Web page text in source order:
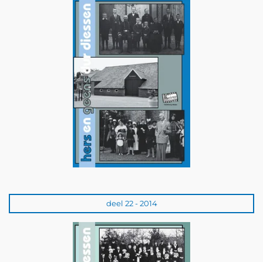
deel 22 - 2014